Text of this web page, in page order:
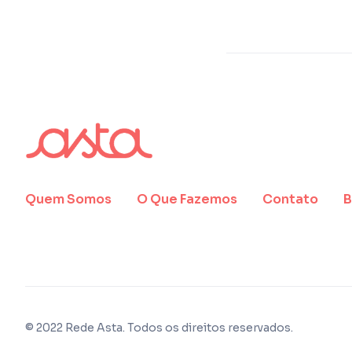
Quem Somos O Que Fazemos Contato
© 2022 Rede Asta. Todos os direitos reservados.